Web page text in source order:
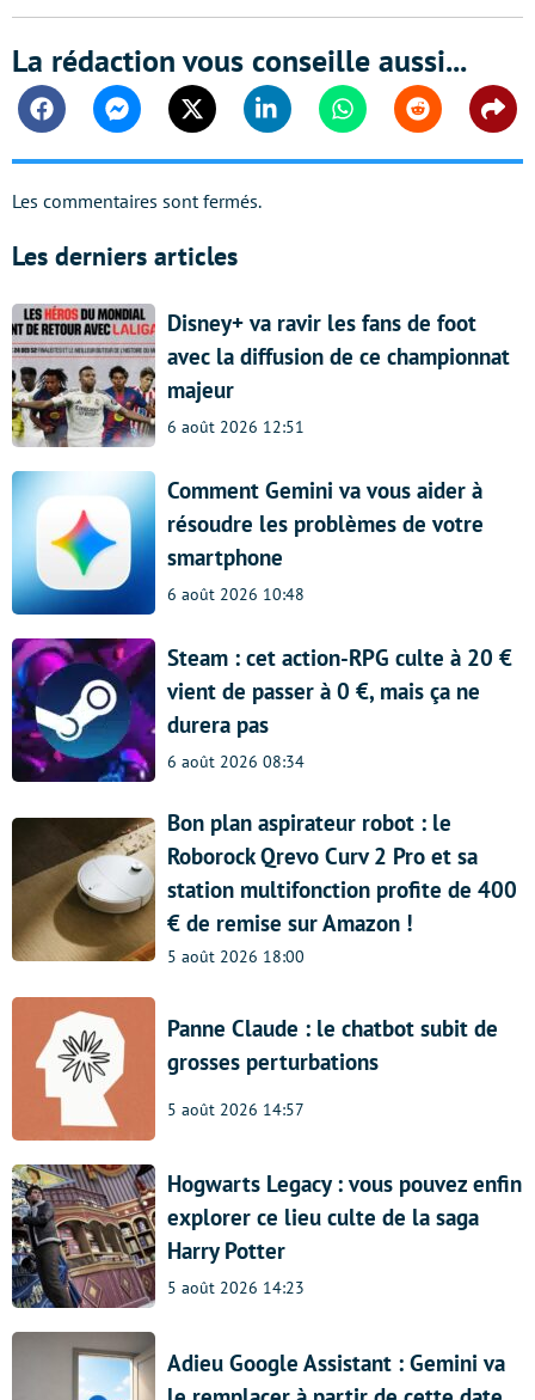
La rédaction vous conseille aussi...
FacebookMessengerTwitter Linkedin WhatsappReddit
Les commentaires sont fermés.
Les derniers articles
Disney+ va ravir les fans de foot
avec la diffusion de ce championnat
majeur
6 août 2026 12:51
Comment Gemini va vous aider à
résoudre les problèmes de votre
smartphone
6 août 2026 10:48
Steam : cet action-RPG culte à 20 €
vient de passer à 0 €, mais ça ne
durera pas
6 août 2026 08:34
Bon plan aspirateur robot : le
Roborock Qrevo Curv 2 Pro et sa
station multifonction profite de 400
€ de remise sur Amazon !
5 août 2026 18:00
Panne Claude : le chatbot subit de
grosses perturbations
5 août 2026 14:57
Hogwarts Legacy : vous pouvez enfin
explorer ce lieu culte de la saga
Harry Potter
5 août 2026 14:23
Adieu Google Assistant : Gemini va